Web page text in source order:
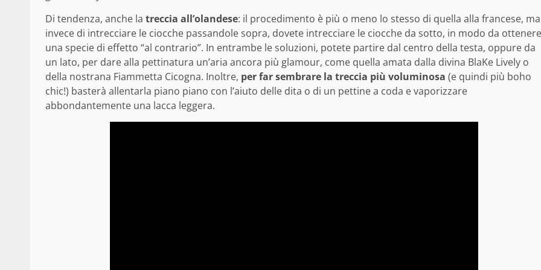
Di tendenza, anche la treccia all’olandese: il procedimento è più o meno lo stesso di quella alla francese, ma
invece di intrecciare le ciocche passandole sopra, dovete intrecciare le ciocche da sotto, in modo da ottenere
una specie di effetto “al contrario”. In entrambe le soluzioni, potete partire dal centro della testa, oppure da
un lato, per dare alla pettinatura un’aria ancora più glamour, come quella amata dalla divina BlaKe Lively o
della nostrana Fiammetta Cicogna. Inoltre, per far sembrare la treccia più voluminosa (e quindi più boho
chic!) basterà allentarla piano piano con l’aiuto delle dita o di un pettine a coda e vaporizzare
abbondantemente una lacca leggera.